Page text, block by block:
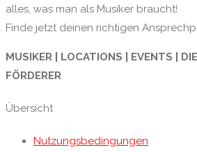
alles, was man als Musiker braucht!
Finde jetzt deinen richtigen
MUSIKER | LOCATIONS | EVENTS |
FÖRDERER
Übersicht
Nutzungsbedingungen